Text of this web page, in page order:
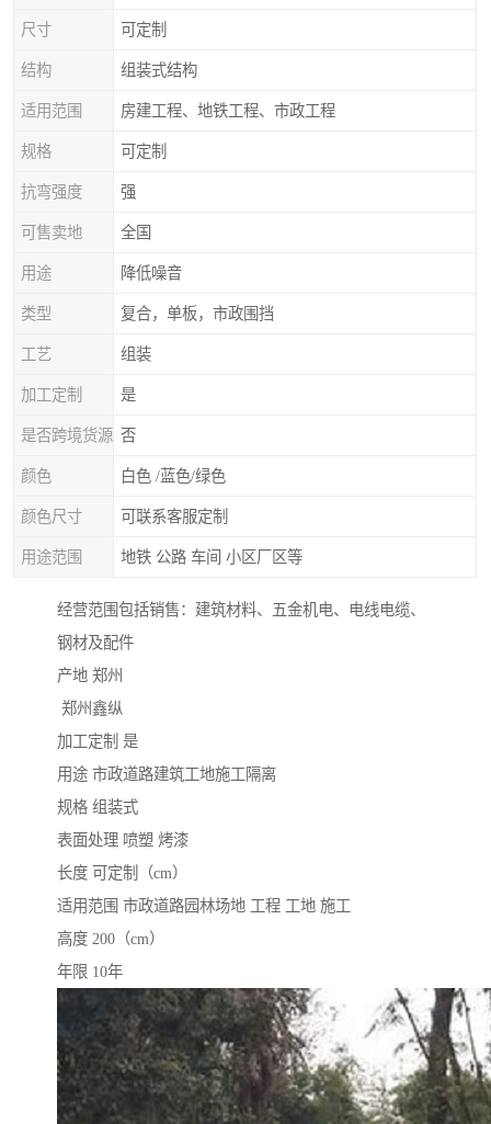
尺寸 可定制
结构 组装式结构
适用范围 房建工程、地铁工程、市政工程
规格 可定制
抗弯强度 强
可售卖地 全国
用途 降低噪音
类型 复合，单板，市政围挡
工艺 组装
加工定制 是
是否跨境货源 否
颜色 白色 /蓝色/绿色
颜色尺寸 可联系客服定制
用途范围 地铁 公路 车间 小区厂区等
经营范围包括销售：建筑材料、五金机电、电线电缆、
钢材及配件
产地 郑州
郑州鑫纵
加工定制 是
用途 市政道路建筑工地施工隔离
规格 组装式
表面处理 喷塑 烤漆
长度 可定制（cm）
适用范围 市政道路园林场地 工程 工地 施工
高度 200（cm）
年限 10年